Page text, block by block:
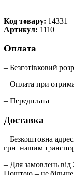
Код товару: 14331
Артикул: 1110
Оплата
– Безготівковий
– Оплата при
– Передплата
Доставка
– Безкоштовна
грн. нашим
– Для замовлень
Поштою – не більше